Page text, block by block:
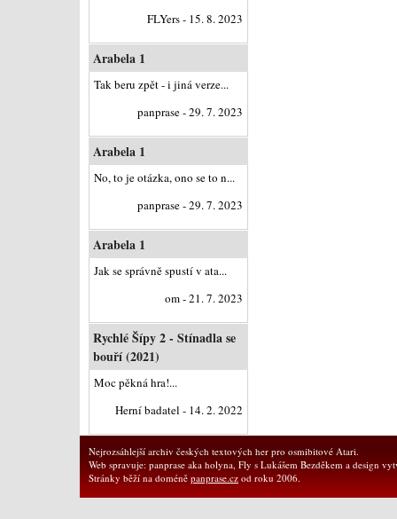
FLYers - 15. 8. 2023
Arabela 1
Tak beru zpět - i jiná verze...
panprase - 29. 7. 2023
Arabela 1
No, to je otázka, ono se to n...
panprase - 29. 7. 2023
Arabela 1
Jak se správně spustí v ata...
om - 21. 7. 2023
Rychlé Šípy 2 - Stínadla se
bouří (2021)
Moc pěkná hra!...
Herní badatel - 14. 2. 2022
Nejrozsáhlejší archiv českých textových her pro osmibitové Atari.
Web spravuje: panprase aka holyna, Fly s Lukášem Bezděkem a design
Stránky běží na doméně panprase.cz od roku 2006.